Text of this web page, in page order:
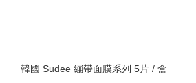
韓國 Sudee 繃帶面膜系列 5片 / 盒